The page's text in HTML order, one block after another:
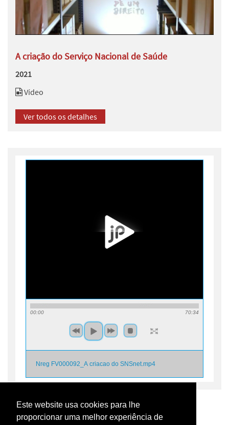
Este website usa cookies para lhe
proporcionar uma melhor experiência de
A criação do Serviço Nacional de Saúde
2021
Vídeo
Ver todos os detalhes
00:00 70:34
Nreg FV000092_A criacao do SNSnet.mp4
Voltar